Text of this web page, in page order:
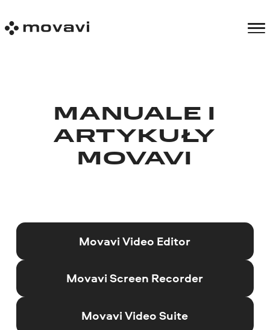
MANUALE I
ARTYKUŁY
MOVAVI
Movavi Video Editor
Movavi Screen Recorder
Movavi Video Suite